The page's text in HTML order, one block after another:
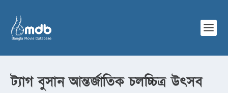
ট্যাগবুসান আন্তর্জাতিক চলচ্চিত্র উৎসব